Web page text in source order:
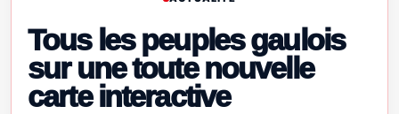
Tous les peuples gaulois
sur une toute nouvelle
carte interactive